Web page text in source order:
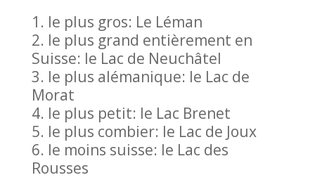
le plus gros: Le Léman
le plus grand entièrement en
Suisse: le Lac de Neuchâtel
le plus alémanique: le Lac de
Morat
le plus petit: le Lac Brenet
le plus combier: le Lac de Joux
le moins suisse: le Lac des
Rousses